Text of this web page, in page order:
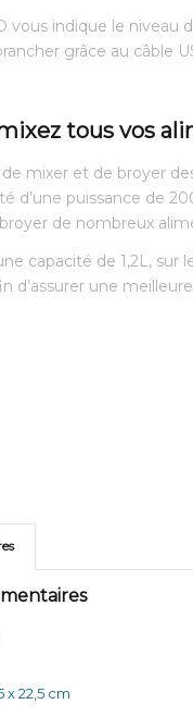
vous indique le niveau
grâce au câble
tous vos
mixer et de broyer
d’une puissance de
de nombreux
capacité de 1,2L, sur
d’assurer une
x 22,5 cm